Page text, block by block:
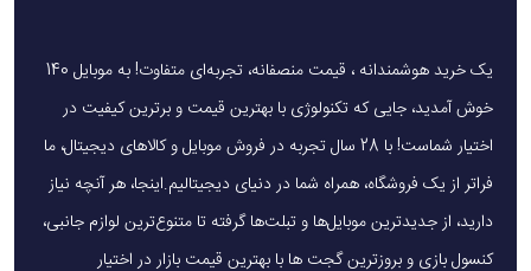
یک خرید هوشمندانه ، قیمت منصفانه، تجربه‌ای متفاوت! به موبایل 140
خوش آمدید، جایی که تکنولوژی با بهترین قیمت و برترین کیفیت در
اختیار شماست! با 28 سال تجربه در فروش موبایل و کالاهای دیجیتال، ما
فراتر از یک فروشگاه، همراه شما در دنیای دیجیتالیم.اینجا، هر آنچه نیاز
دارید، از جدیدترین موبایل‌ها و تبلت‌ها گرفته تا متنوع‌ترین لوازم جانبی،
کنسول بازی و بروزترین گجت ها با بهترین قیمت بازار در اختیار